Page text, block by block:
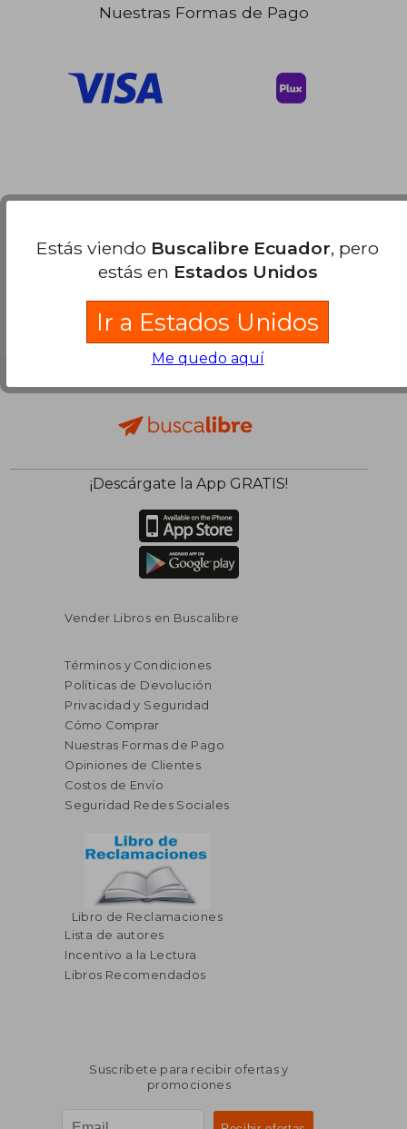
Nuestras Formas de Pago
¡Descárgate la App GRATIS!
Vender Libros en Buscalibre
Términos y Condiciones
Políticas de Devolución
Privacidad y Seguridad
Cómo Comprar
Nuestras Formas de Pago
Opiniones de Clientes
Costos de Envío
Seguridad Redes Sociales
Libro de Reclamaciones
Lista de autores
Incentivo a la Lectura
Libros Recomendados
Suscríbete para recibir ofertas y
promociones
Estás viendo Buscalibre Ecuador, pero
estás en Estados Unidos
Ir a Estados Unidos
Me quedo aquí